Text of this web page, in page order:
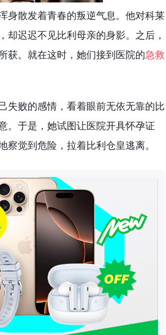
身散发着青春的叛逆气息。他对科莱
迟迟不见比利母亲的身影。之后，
获。就在这时，她们接到医院的急救
失败的感情，看着眼前无依无靠的比
。于是，她试图让医院开具怀孕证
觉到危险，拉着比利仓皇逃离。